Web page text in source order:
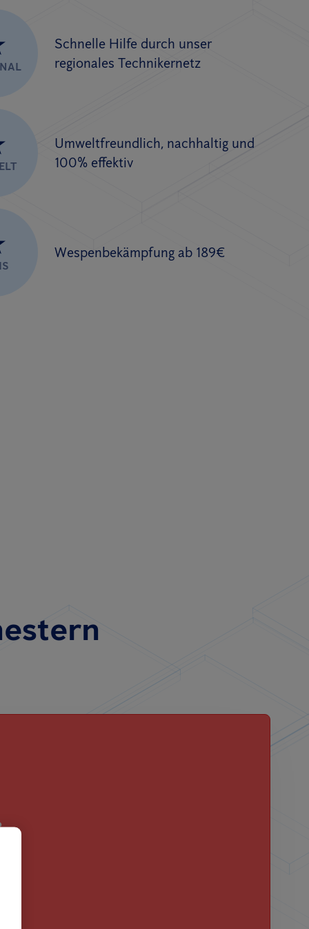
Schnelle Hilfe durch unser
regionales Technikernetz
Umweltfreundlich, nachhaltig und
100% effektiv
Wespenbekämpfung ab 189€